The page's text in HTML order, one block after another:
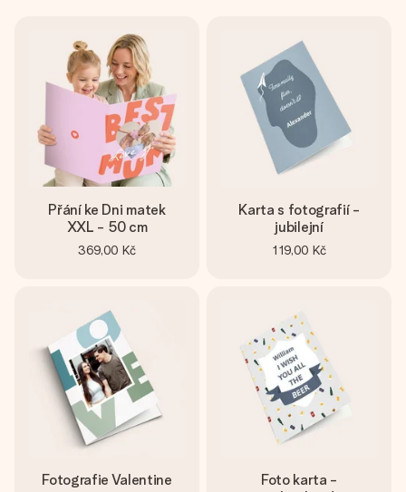
Přání ke Dni matek
XXL - 50 cm
369,00 Kč
Karta s fotografií -
jubilejní
119,00 Kč
Fotografie Valentine
Foto karta -